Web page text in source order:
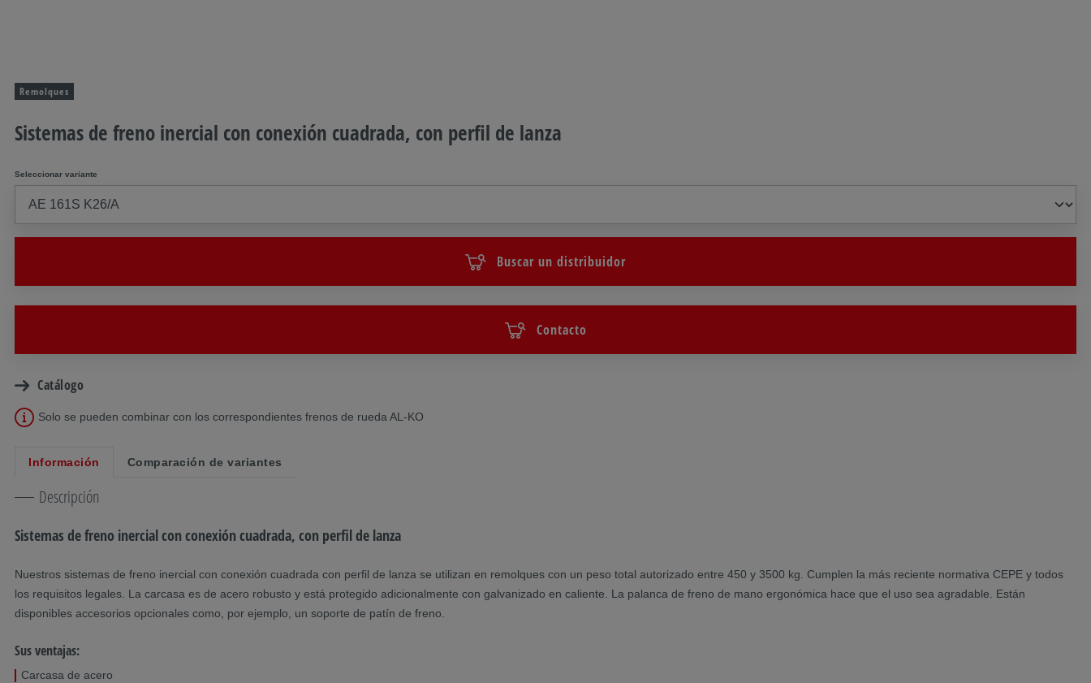
Remolques
Sistemas de freno inercial con conexión cuadrada, con perfil de lanza
Seleccionar variante
Buscar un distribuidor
Contacto
Catálogo
Solo se pueden combinar con los correspondientes frenos de rueda AL‑KO
Información Comparación de variantes
Descripción
Sistemas de freno inercial con conexión cuadrada, con perfil de lanza
Nuestros sistemas de freno inercial con conexión cuadrada con perfil de lanza se utilizan en remolques con un peso total autorizado entre 450 y 3500 kg. Cumplen la más reciente normativa CEPE y todos
los requisitos legales. La carcasa es de acero robusto y está protegido adicionalmente con galvanizado en caliente. La palanca de freno de mano ergonómica hace que el uso sea agradable. Están
disponibles accesorios opcionales como, por ejemplo, un soporte de patín de freno.
Sus ventajas:
Carcasa de acero